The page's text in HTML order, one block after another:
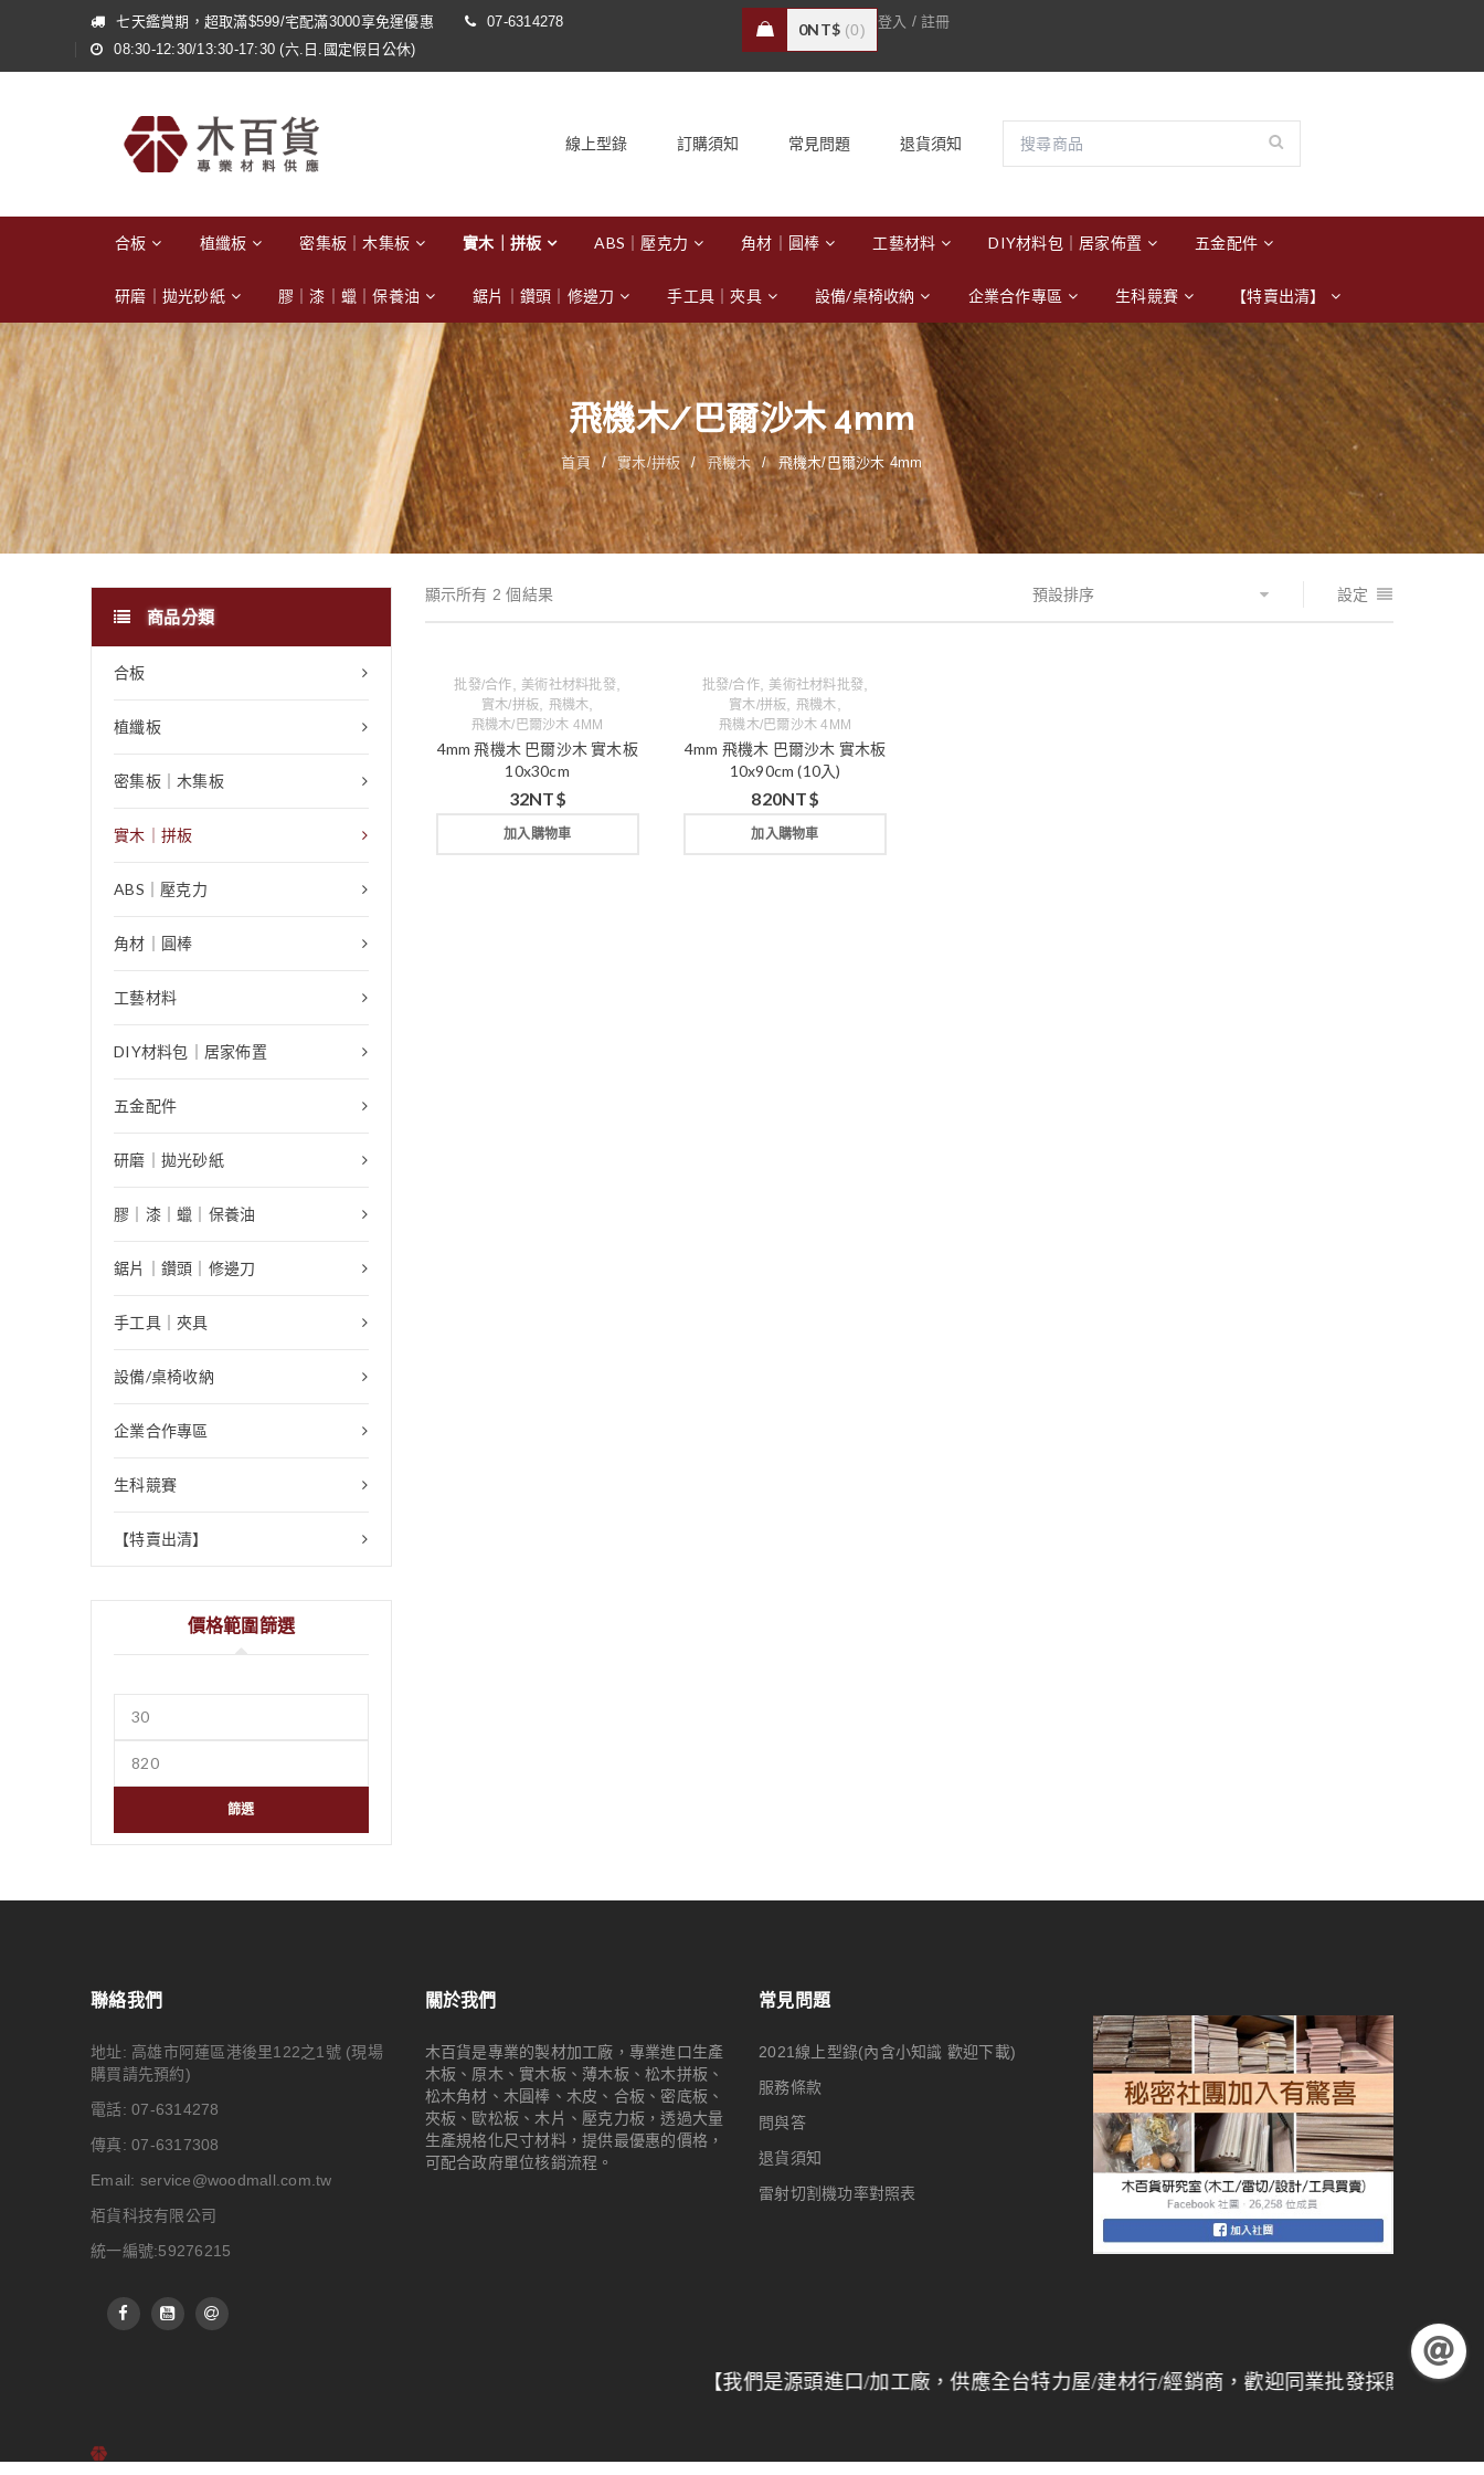
七天鑑賞期，超取滿$599/宅配滿3000享免運優惠
07-6314278
08:30-12:30/13:30-17:30 (六.日.國定假日公休)
0NT$ 0 登入 / 註冊
線上型錄 訂購須知 常見問題 退貨須知
合板 植纖板 密集板｜木集板 實木｜拼板 ABS｜壓克力 角材｜圓棒 工藝材料 DIY材料包｜居家佈置 五金配件
研磨｜拋光砂紙 膠｜漆｜蠟｜保養油 鋸片｜鑽頭｜修邊刀 手工具｜夾具 設備/桌椅收納 企業合作專區 生科競賽 【特賣出清】
飛機木/巴爾沙木 4mm
首頁 / 實木/拼板 / 飛機木 / 飛機木/巴爾沙木 4mm
商品分類
合板
植纖板
密集板｜木集板
實木｜拼板
ABS｜壓克力
角材｜圓棒
工藝材料
DIY材料包｜居家佈置
五金配件
研磨｜拋光砂紙
膠｜漆｜蠟｜保養油
鋸片｜鑽頭｜修邊刀
手工具｜夾具
設備/桌椅收納
企業合作專區
生科競賽
【特賣出清】
價格範圍篩選
篩選
顯示所有 2 個結果 設定
預設排序
批發/合作 美術社材料批發,
實木/拼板 飛機木
飛機木/巴爾沙木 4MM
4mm 飛機木 巴爾沙木 實木板
10x30cm
32NT$
加入購物車
批發/合作, 美術社材料批發
實木/拼板 飛機木
飛機木/巴爾沙木 4MM
4mm 飛機木 巴爾沙木 實木板
10x90cm (10入)
820NT$
加入購物車
聯絡我們
地址: 高雄市阿蓮區港後里122之1號 (現場
購買請先預約)
電話: 07-6314278
傳真: 07-6317308
Email: service@woodmall.com.tw
栢貨科技有限公司
統一編號:59276215
關於我們
木百貨是專業的製材加工廠，專業進口生產
木板、原木、實木板、薄木板、松木拼板、
松木角材、木圓棒、木皮、合板、密底板、
夾板、歐松板、木片、壓克力板，透過大量
生產規格化尺寸材料，提供最優惠的價格，
可配合政府單位核銷流程。
常見問題
2021線上型錄(內含小知識 歡迎下載)
服務條款
問與答
退貨須知
雷射切割機功率對照表
【我們是源頭進口/加工廠，供應全台特力屋/建材行/經銷商，歡迎同業批發採購，量大另有折扣